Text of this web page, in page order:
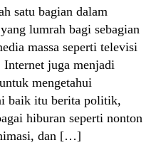
satu bagian dalam
lumrah bagi sebagian
massa seperti televisi
juga menjadi
mengetahui
baik itu berita politik,
hiburan seperti nonton
dan […]